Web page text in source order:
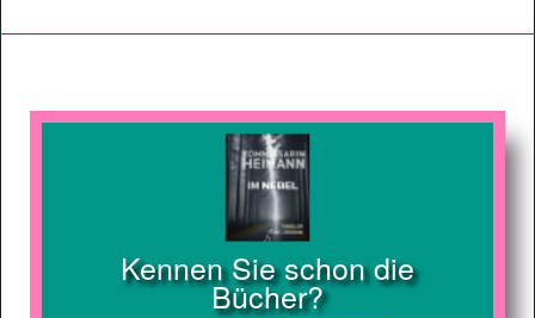
Kennen Sie schon die
Bücher?